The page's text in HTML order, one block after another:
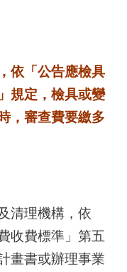
依「公告應檢具
規定，檢具或變
，審查費要繳多
清理機構，依
收費標準」第五
畫書或辦理事業